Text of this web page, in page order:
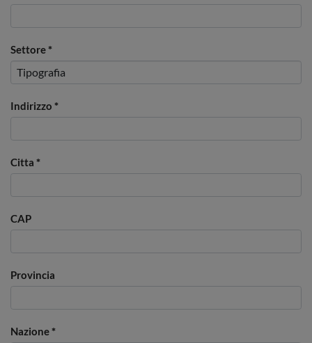
Settore*
Indirizzo *
Citta *
CAP
Provincia
Nazione*